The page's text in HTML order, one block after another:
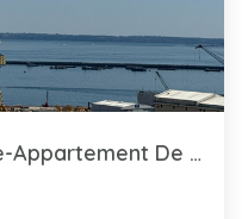
Brest-Vue Rade-Corniche-Appartement De Type...